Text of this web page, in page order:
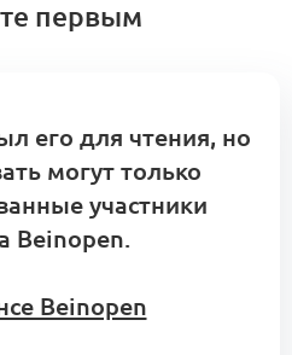
0
тканей: как
первым
его для чтения, но
могут только
участники
Beinopen.
Beinopen